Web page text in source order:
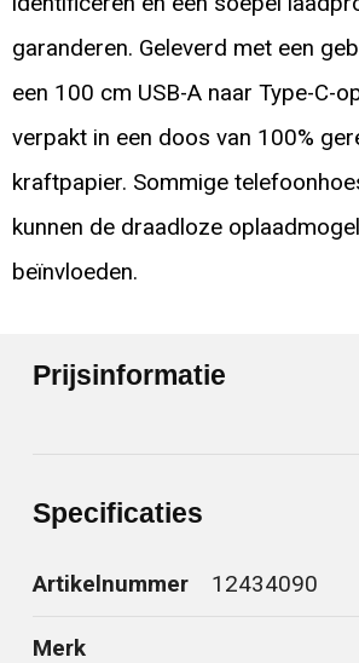
garanderen. Geleverd met een
een 100 cm USB-A naar Type-C-
verpakt in een doos van 100%
kraftpapier. Sommige
kunnen de draadloze
beïnvloeden.
Prijsinformatie
Specificaties
Artikelnummer 12434090
Merk